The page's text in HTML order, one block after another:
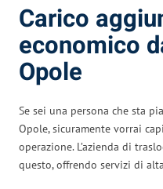
Carico
economico
Opole
Se sei una persona che sta
Opole, sicuramente vorrai
operazione. L’azienda di
questo, offrendo servizi di